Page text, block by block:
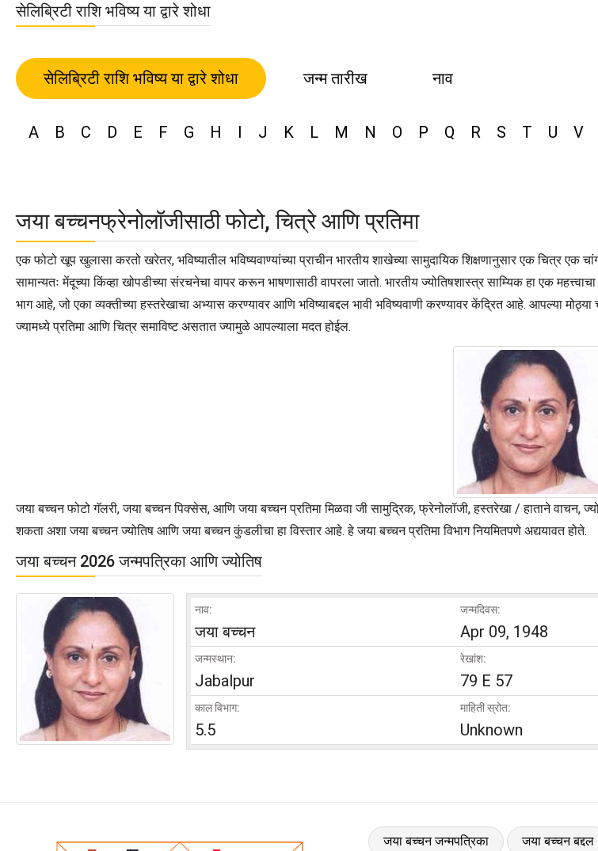
सेलिब्रिटी राशि भविष्य या द्वारे शोधा
सेलिब्रिटी राशि भविष्य या द्वारे शोधा जन्म तारीख नाव
A B C D E F G H I J K L M N O P Q R S T U V
जया बच्चनफ्रेनोलॉजीसाठी फोटो, चित्रे आणि प्रतिमा
एक फोटो खूप खुलासा करतो खरेतर, भविष्यातील भविष्यवाण्यांच्या प्राचीन भारतीय शाखेच्या सामुदायिक शिक्षणानुसार एक चित्र
सामान्यतः मेंदूच्या किंव्हा खोपडीच्या संरचनेचा वापर करून भाषणासाठी वापरला जातो. भारतीय ज्योतिषशास्त्र साम्यिक हा एक
भाग आहे, जो एका व्यक्तीच्या हस्तरेखाचा अभ्यास करण्यावर आणि भविष्याबद्दल भावी भविष्यवाणी करण्यावर केंद्रित आहे. आपल्या
ज्यामध्ये प्रतिमा आणि चित्र समाविष्ट असतात ज्यामुळे आपल्याला मदत होईल.
जया बच्चन फोटो गॅलरी, जया बच्चन पिक्सेस, आणि जया बच्चन प्रतिमा मिळवा जी सामुद्रिक, फ्रेनोलॉजी, हस्तरेखा / हाताने
शकता अशा जया बच्चन ज्योतिष आणि जया बच्चन कुंडलीचा हा विस्तार आहे. हे जया बच्चन प्रतिमा विभाग नियमितपणे अद्ययावत होते.
जया बच्चन 2026 जन्मपत्रिका आणि ज्योतिष
नाव:
जया बच्चन
जन्मदिवस:
Apr 09, 1948
जन्मस्थान:
Jabalpur
रेखांश:
79 E 57
काल विभाग:
5.5
माहिती स्रोत:
Unknown
जया बच्चन जन्मपत्रिका जया बच्चन बद्दल